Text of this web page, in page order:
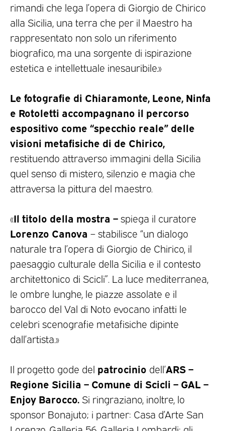
rimandi che lega l’opera di Giorgio de Chirico
alla Sicilia, una terra che per il Maestro ha
rappresentato non solo un riferimento
biografico, ma una sorgente di ispirazione
estetica e intellettuale inesauribile.»
Le fotografie di Chiaramonte, Leone, Ninfa
e Rotoletti accompagnano il percorso
espositivo come “specchio reale” delle
visioni metafisiche di de Chirico,
restituendo attraverso immagini della Sicilia
quel senso di mistero, silenzio e magia che
attraversa la pittura del maestro.
«Il titolo della mostra – spiega il curatore
Lorenzo Canova – stabilisce “un dialogo
naturale tra l’opera di Giorgio de Chirico, il
paesaggio culturale della Sicilia e il contesto
architettonico di Scicli”. La luce mediterranea,
le ombre lunghe, le piazze assolate e il
barocco del Val di Noto evocano infatti le
celebri scenografie metafisiche dipinte
dall’artista.»
Il progetto gode del patrocinio dell’ARS –
Regione Sicilia – Comune di Scicli – GAL –
Enjoy Barocco.Si ringraziano, inoltre, lo
sponsor Bonajuto; i partner: Casa d’Arte San